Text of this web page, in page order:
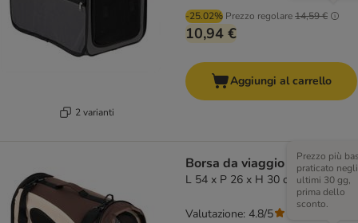
2 varianti
-25.02% Prezzo regolare14,59 €
10,94 €
Aggiungi al carrello
Borsa da viaggio Sporty - L
L 54 x P 26 x H 30 cm marrone
Prezzo più
praticato negli
ultimi 30 gg,
prima dello
sconto.
Valutazione: 4.8/5